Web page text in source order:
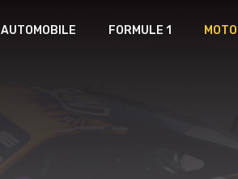
AUTOMOBILE FORMULE 1